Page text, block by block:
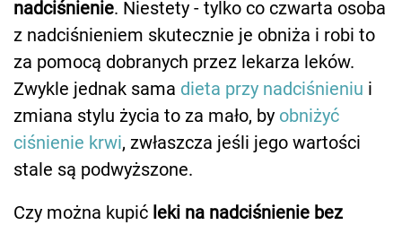
nadciśnienie. Niestety - tylko co czwarta osoba
z nadciśnieniem skutecznie je obniża i robi to
za pomocą dobranych przez lekarza leków.
Zwykle jednak sama dieta przy nadciśnieniu i
zmiana stylu życia to za mało, by obniżyć
ciśnienie krwi, zwłaszcza jeśli jego wartości
stale są podwyższone.
Czy można kupić leki na nadciśnienie bez